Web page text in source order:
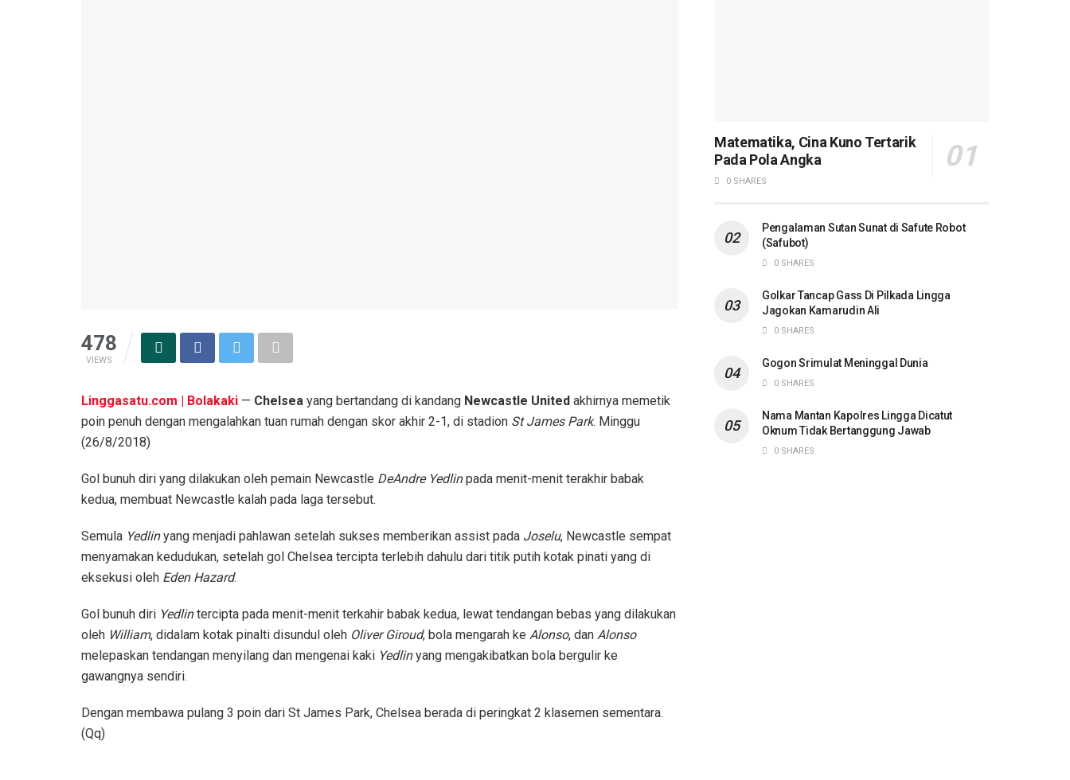
478
VIEWS
Linggasatu.com | Bolakaki — Chelsea yang bertandang di kandang Newcastle United akhirnya memetik
poin penuh dengan mengalahkan tuan rumah dengan skor akhir 2-1, di stadion St James Park. Minggu
(26/8/2018)
Gol bunuh diri yang dilakukan oleh pemain Newcastle DeAndre Yedlinpada menit-menit terakhir babak
kedua, membuat Newcastle kalah pada laga tersebut.
Semula Yedlinyang menjadi pahlawan setelah sukses memberikan assist pada Joselu, Newcastle sempat
menyamakan kedudukan, setelah gol Chelsea tercipta terlebih dahulu dari titik putih kotak pinati yang di
eksekusi oleh Eden Hazard.
Gol bunuh diri Yedlintercipta pada menit-menit terkahir babak kedua, lewat tendangan bebas yang dilakukan
oleh William, didalam kotak pinalti disundul oleh Oliver Giroud, bola mengarah ke Alonso, dan Alonso
melepaskan tendangan menyilang dan mengenai kaki Yedlinyang mengakibatkan bola bergulir ke
gawangnya sendiri.
Dengan membawa pulang 3 poin dari St James Park, Chelsea berada di peringkat 2 klasemen sementara.
(Qq)
Matematika, Cina Kuno Tertarik
Pada Pola Angka
0 SHARES
Pengalaman Sutan Sunat di Safute Robot
(Safubot)
0 SHARES
Golkar Tancap Gass Di Pilkada Lingga
Jagokan Kamarudin Ali
0 SHARES
Gogon Srimulat Meninggal Dunia
0 SHARES
Nama Mantan Kapolres Lingga Dicatut
Oknum Tidak Bertanggung Jawab
0 SHARES